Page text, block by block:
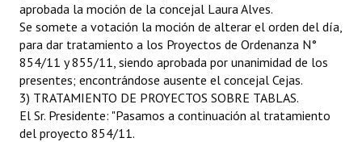
aprobada la moción de la concejal Laura Alves.
Se somete a votación la moción de alterar el orden del día,
para dar tratamiento a los Proyectos de Ordenanza N°
854/11 y 855/11, siendo aprobada por unanimidad de los
presentes; encontrándose ausente el concejal Cejas.
3) TRATAMIENTO DE PROYECTOS SOBRE TABLAS.
El Sr. Presidente: "Pasamos a continuación al tratamiento
del proyecto 854/11.